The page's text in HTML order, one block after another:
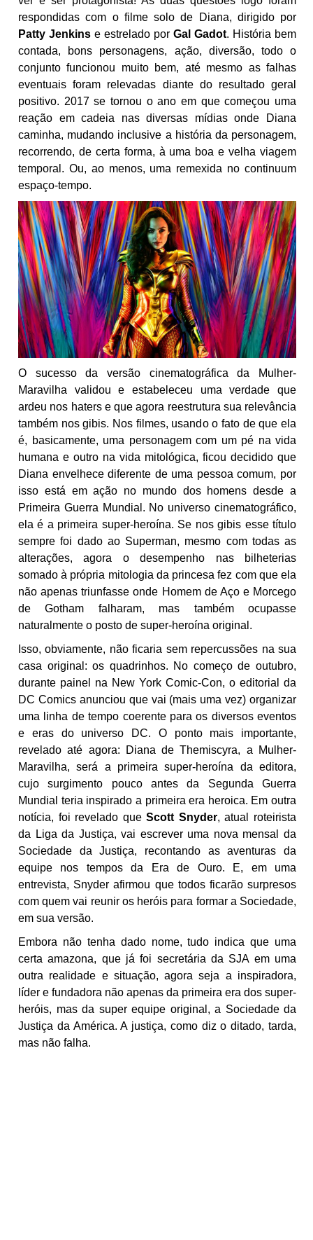
respondidas com o filme solo de Diana, dirigido por
Patty Jenkins e estrelado por Gal Gadot. História bem
contada, bons personagens, ação, diversão, todo o
conjunto funcionou muito bem, até mesmo as falhas
eventuais foram relevadas diante do resultado geral
positivo. 2017 se tornou o ano em que começou uma
reação em cadeia nas diversas mídias onde Diana
caminha, mudando inclusive a história da personagem,
recorrendo, de certa forma, à uma boa e velha viagem
temporal. Ou, ao menos, uma remexida no continuum
espaço-tempo.
O sucesso da versão cinematográfica da Mulher-
Maravilha validou e estabeleceu uma verdade que
ardeu nos haters e que agora reestrutura sua relevância
também nos gibis. Nos filmes, usando o fato de que ela
é, basicamente, uma personagem com um pé na vida
humana e outro na vida mitológica, ficou decidido que
Diana envelhece diferente de uma pessoa comum, por
isso está em ação no mundo dos homens desde a
Primeira Guerra Mundial. No universo cinematográfico,
ela é a primeira super-heroína. Se nos gibis esse título
sempre foi dado ao Superman, mesmo com todas as
alterações, agora o desempenho nas bilheterias
somado à própria mitologia da princesa fez com que ela
não apenas triunfasse onde Homem de Aço e Morcego
de Gotham falharam, mas também ocupasse
naturalmente o posto de super-heroína original.
Isso, obviamente, não ficaria sem repercussões na sua
casa original: os quadrinhos. No começo de outubro,
durante painel na New York Comic-Con, o editorial da
DC Comics anunciou que vai (mais uma vez) organizar
uma linha de tempo coerente para os diversos eventos
e eras do universo DC. O ponto mais importante,
revelado até agora: Diana de Themiscyra, a Mulher-
Maravilha, será a primeira super-heroína da editora,
cujo surgimento pouco antes da Segunda Guerra
Mundial teria inspirado a primeira era heroica. Em outra
notícia, foi revelado queScott Snyder, atual roteirista
da Liga da Justiça, vai escrever uma nova mensal da
Sociedade da Justiça, recontando as aventuras da
equipe nos tempos da Era de Ouro. E, em uma
entrevista, Snyder afirmou que todos ficarão surpresos
com quem vai reunir os heróis para formar a Sociedade,
em sua versão.
Embora não tenha dado nome, tudo indica que uma
certa amazona, que já foi secretária da SJA em uma
outra realidade e situação, agora seja a inspiradora,
líder e fundadora não apenas da primeira era dos super-
heróis, mas da super equipe original, a Sociedade da
Justiça da América. A justiça, como diz o ditado, tarda,
mas não falha.